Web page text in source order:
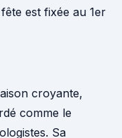
est fixée au 1er
croyante,
comme le
Sa